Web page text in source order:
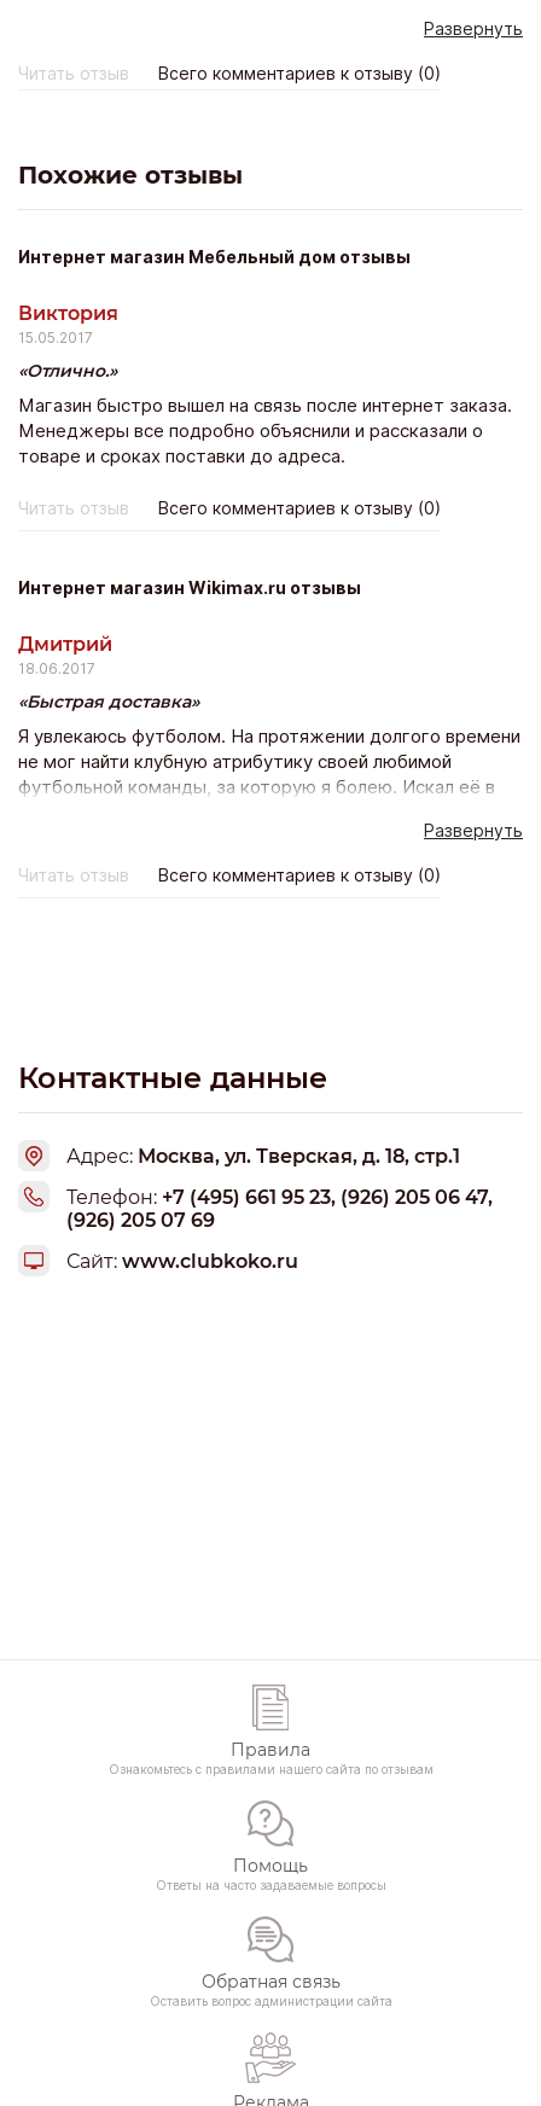
ногтевого сервиса, салонами красоты. Теперь всё
можно приобрести в одном месте по клубным ценам.
Продукция очень классная, заказ можно оформить по
мировых брендов. Здесь возможно купить товар в
розницу. Приятный сервис. Очень рекомендую.
Развернуть
Читать отзыв Всего комментариев к отзыву (0)
Похожие отзывы
Интернет магазин Мебельный дом отзывы
Виктория
15.05.2017
Отлично.
Магазин быстро вышел на связь после интернет заказа.
Менеджеры все подробно объяснили и рассказали о
товаре и сроках поставки до адреса.
Читать отзыв Всего комментариев к отзыву (0)
Интернет магазин Wikimax.ru отзывы
Дмитрий
18.06.2017
Быстрая доставка
Я увлекаюсь футболом. На протяжении долгого времени
не мог найти клубную атрибутику своей любимой
футбольной команды, за которую я болею. Искал её в
не смог ничего найти. Абсолютно случайно «наткнулся»
на интернет-магазин под названием: Wikimax. Здесь и
нашёл тот товар, за которым охотился долгое время.
осуществить заказ абсолютно любого, имеющегося в
наличии товара абсолютно во все страны мира, - это
напомнило мне о серьёзности подхода к своим клиентам
и людям, желающим приобрести какие-либо вещи по
очень низким и демократичным ценам. Планирую
заказать ещё несколько футбольных вещей, а также
клубную атрибутику моего любимого клуба, которая тут
Развернуть
Читать отзыв Всего комментариев к отзыву (0)
Контактные данные
Адрес: Москва, ул. Тверская, д. 18, стр.1
Телефон: +7 (495) 661 95 23, (926) 205 06 47,
(926) 205 07 69
Сайт: www.clubkoko.ru
Правила
Ознакомьтесь с правилами нашего сайта по отзывам
Помощь
Ответы на часто задаваемые вопросы
Обратная связь
Оставить вопрос администрации сайта